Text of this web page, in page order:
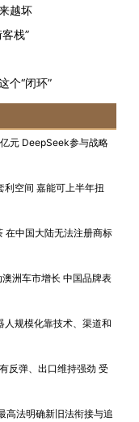
育部长拱下
现】寻找100种
CFO：不
越坏
栈”
个“闭环”
元 DeepSeek参与战略
利空间 嘉能可上半年扭
在中国大陆无法注册商标
洲车市增长 中国品牌表
人规模化靠技术、渠道和
反弹、出口维持强劲 受
高法明确新旧法衔接与追